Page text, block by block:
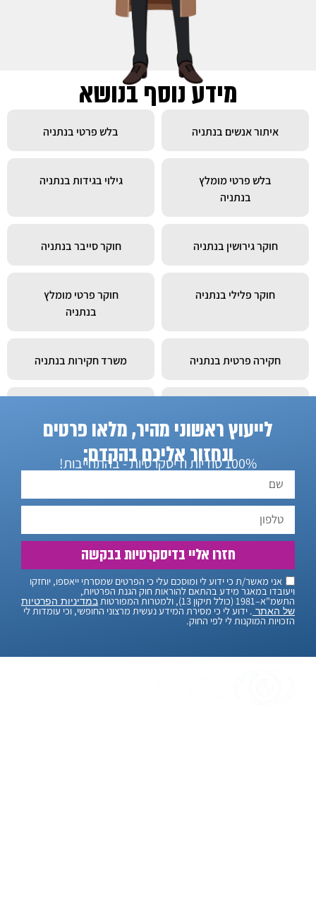
מידע נוסף בנושא
איתור אנשים בנתניה בלש פרטי בנתניה
בלש פרטי מומלץ
בנתניה
גילוי בגידות בנתניה
חוקר גירושין בנתניה חוקר סייבר בנתניה
חוקר פלילי בנתניה
חוקר פרטי מומלץ
בנתניה
חקירה פרטית בנתניה משרד חקירות בנתניה
בנתניה
לייעוץ ראשוני מהיר, מלאו פרטים
ונחזור אליכם בהקדם:100% סודיות ודיסקרטיות - בהתחייבות!
אני מאשר/ת כי ידוע לי ומוסכם עלי כי הפרטים שמסרתי ייאספו, יוחזקו
ויעובדו במאגר מידע בהתאם להוראות חוק הגנת הפרטיות,
התשמ"א–1981 (כולל תיקון 13), ולמטרות המפורטות
במדיניות הפרטיות
של האתר . ידוע לי כי מסירת המידע נעשית מרצוני החופשי, וכי עומדות לי
הזכויות המוקנות לי לפי החוק.
חזרו אליי בדיסקרטיות בבקשה